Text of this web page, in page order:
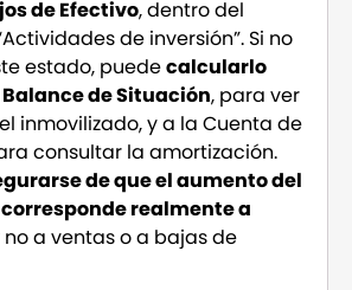
de Efectivo, dentro del
de inversión”. Si no
estado, puedecalcularlo
de Situación, para ver
inmovilizado, y a la Cuenta de
consultar la amortización.
de que el aumento del
realmente a
no a ventas o a bajas de